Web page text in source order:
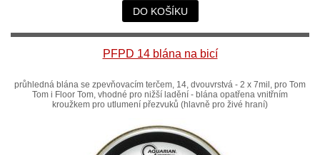
DO KOŠÍKU
PFPD 14 blána na bicí
průhledná blána se zpevňovacím terčem, 14, dvouvrstvá - 2 x 7mil, pro Tom
Tom i Floor Tom, vhodné pro nižší ladění - blána opatřena vnitřním
kroužkem pro utlumení přezvuků (hlavně pro živé hraní)